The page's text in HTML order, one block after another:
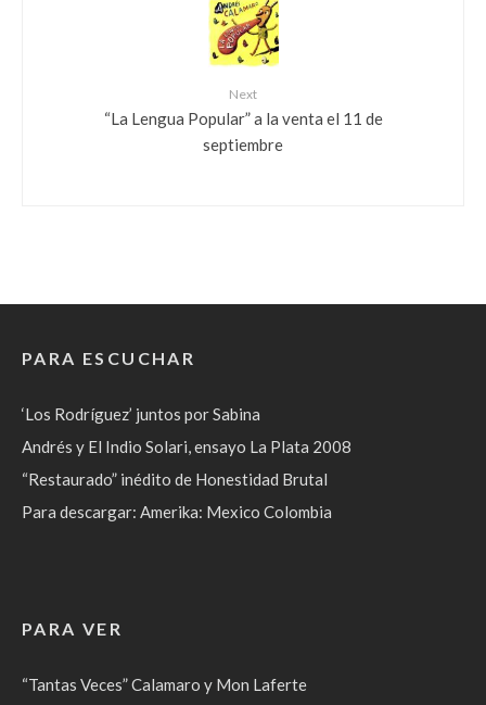
Next
“La Lengua Popular” a la venta el 11 de
septiembre
PARA ESCUCHAR
‘Los Rodríguez’ juntos por Sabina
Andrés y El Indio Solari, ensayo La Plata 2008
“Restaurado” inédito de Honestidad Brutal
Para descargar: Amerika: Mexico Colombia
PARA VER
“Tantas Veces” Calamaro y Mon Laferte